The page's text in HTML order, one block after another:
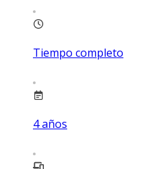
Tiempo completo
4años